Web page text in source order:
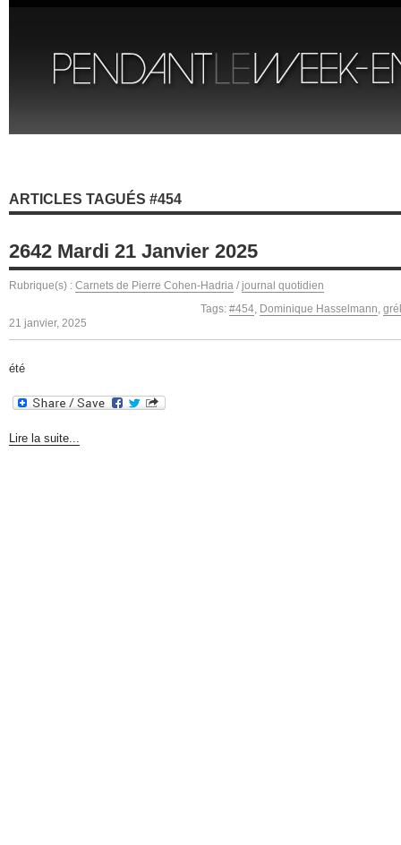
ARTICLES TAGUÉS #454
2642 Mardi 21 Janvier 2025
Rubrique(s) : Carnets de Pierre Cohen-Hadria / journal quotidien
Tags: #454, Dominique Hasselmann,
21 janvier, 2025
été
Lire la suite...